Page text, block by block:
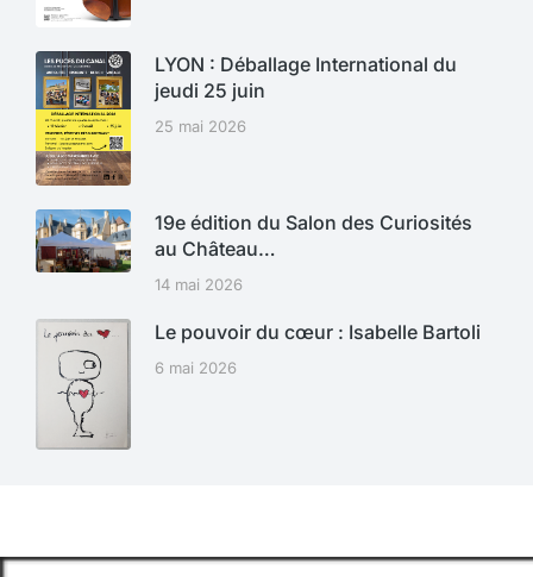
LYON : Déballage International du
jeudi 25 juin
25 mai 2026
19e édition du Salon des Curiosités
au Château…
14 mai 2026
Le pouvoir du cœur : Isabelle Bartoli
6 mai 2026